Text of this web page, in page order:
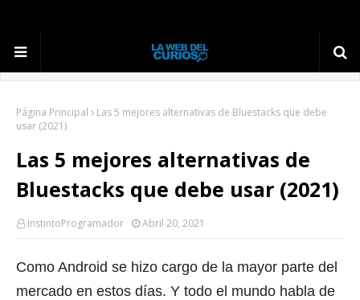
Página Principal
Las 5 mejores alternativas de Bluestacks que debe
usar (2021)
Las 5 mejores alternativas de
Bluestacks que debe usar (2021)
InstintoProgramador Abril 20, 2021
Como Android se hizo cargo de la mayor parte del
mercado en estos días. Y todo el mundo habla de